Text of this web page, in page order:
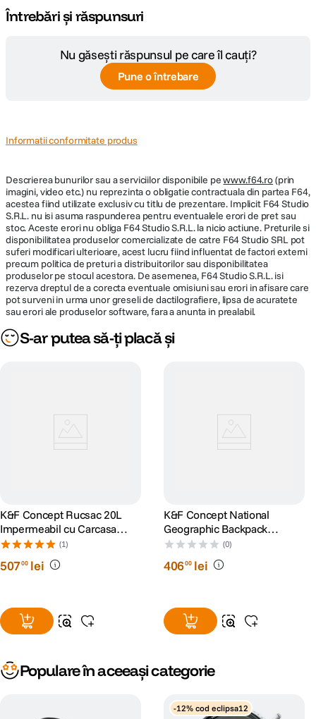
Întrebări și răspunsuri
Nu găsești răspunsul pe care îl cauți?
Pune o întrebare
Informatii conformitate produs
Descrierea bunurilor sau a serviciilor disponibile pewww.f64.ro(prin
imagini, video etc.) nu reprezinta o obligatie contractuala din partea F64,
acestea fiind utilizate exclusiv cu titlu de prezentare. Implicit F64 Studio
S.R.L. nu isi asuma raspunderea pentru eventualele erori de pret sau
stoc. Aceste erori nu obliga F64 Studio S.R.L. la nicio actiune. Preturile si
disponibilitatea produselor comercializate de catre F64 Studio SRL pot
suferi modificari ulterioare, acest lucru fiind influentat de factori externi
precum politica de preturi a distribuitorilor sau disponibilitatea
produselor pe stocul acestora. De asemenea, F64 Studio S.R.L. isi
rezerva dreptul de a corecta eventuale omisiuni sau erori in afisare care
pot surveni in urma unor greseli de dactilografiere, lipsa de acuratete
sau erori ale produselor software, fara a anunta in prealabil.
S-ar putea să-ți placă și
K&F Concept Rucsac 20L
Impermeabil cu Carcasa
Frontala Dura si Spatiu
pentru Laptop de 15.6"
(1)
50700 lei
K&F Concept National
Geographic Backpack
Camera Bag (0)
40600 lei
Populare în aceeași categorie
-12% cod eclipsa12